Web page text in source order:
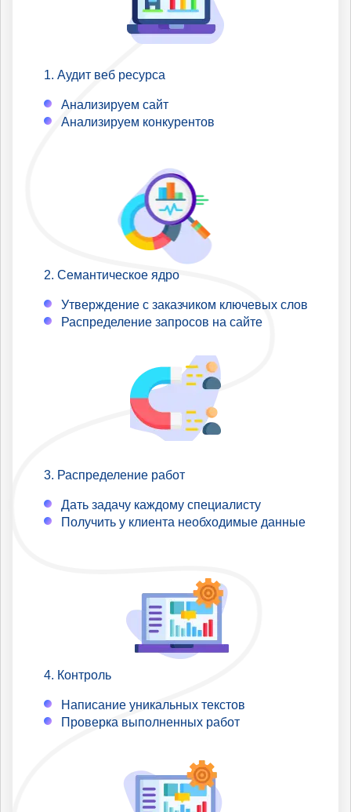
Аудит веб ресурса
Анализируем сайт
Анализируем конкурентов
Семантическое ядро
Утверждение с заказчиком ключевых слов
Распределение запросов на сайте
Распределение работ
Дать задачу каждому специалисту
Получить у клиента необходимые данные
Контроль
Написание уникальных текстов
Проверка выполненных работ